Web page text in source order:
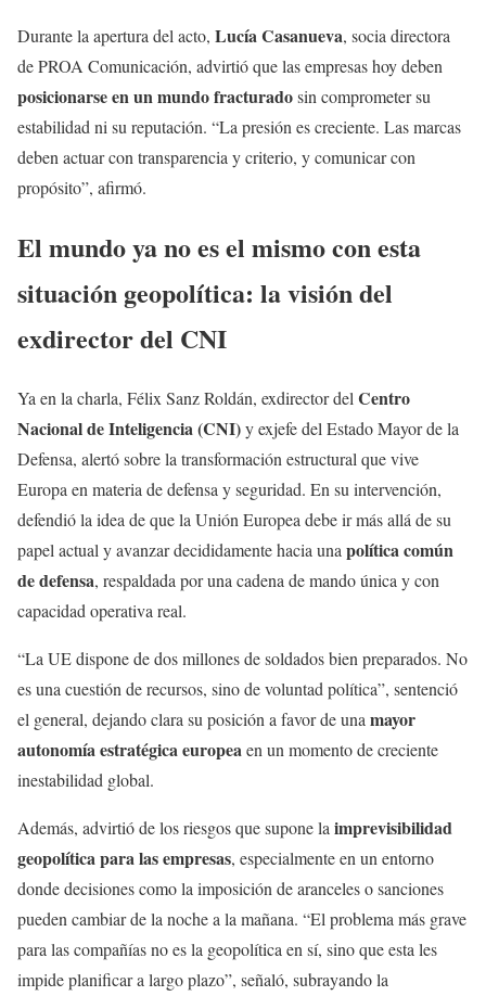
Durante la apertura del acto, Lucía Casanueva, socia directora
de PROA Comunicación, advirtió que las empresas hoy deben
posicionarse en un mundo fracturadosin comprometer su
estabilidad ni su reputación. “La presión es creciente. Las marcas
deben actuar con transparencia y criterio, y comunicar con
propósito”, afirmó.
El mundo ya no es el mismo con esta
situación geopolítica: la visión del
exdirector del CNI
Ya en la charla, Félix Sanz Roldán, exdirector del Centro
Nacional de Inteligencia (CNI)y exjefe del Estado Mayor de la
Defensa, alertó sobre la transformación estructural que vive
Europa en materia de defensa y seguridad. En su intervención,
defendió la idea de que la Unión Europea debe ir más allá de su
papel actual y avanzar decididamente hacia una política común
de defensa, respaldada por una cadena de mando única y con
capacidad operativa real.
“La UE dispone de dos millones de soldados bien preparados. No
es una cuestión de recursos, sino de voluntad política”, sentenció
el general, dejando clara su posición a favor de una mayor
autonomía estratégica europeaen un momento de creciente
inestabilidad global.
Además, advirtió de los riesgos que supone la imprevisibilidad
geopolítica para las empresas, especialmente en un entorno
donde decisiones como la imposición de aranceles o sanciones
pueden cambiar de la noche a la mañana. “El problema más grave
para las compañías no es la geopolítica en sí, sino que esta les
impide planificar a largo plazo”, señaló, subrayando la